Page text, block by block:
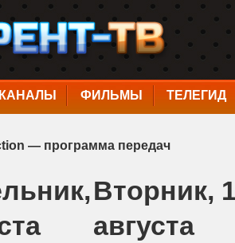
КАНАЛЫ ФИЛЬМЫ ТЕЛЕГИД
— программа передач
Вторник,
августа